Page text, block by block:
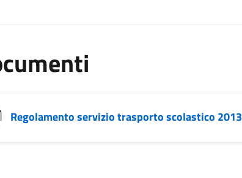
Regolamento servizio trasporto scolastico 2013